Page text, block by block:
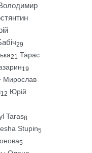
29
21 Тарас
19
Мирослав
12 Юрій
Taras8
Stupin5
5